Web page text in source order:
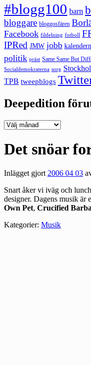
#blogg100 barn
bloggare bloggosfären
Facebook fildelning fotboll
IPRed JMW jobb kalendern
politik präst Same Same But
Socialdemokraterna sorg
TPB tweepblogs
Deepedition
Deepedition
Det snöar
Inlägget gjort2006 04 03
Snart åker vi iväg och
designer. Dagens musik är
Own Pet, Crucified
Kategorier: Musik